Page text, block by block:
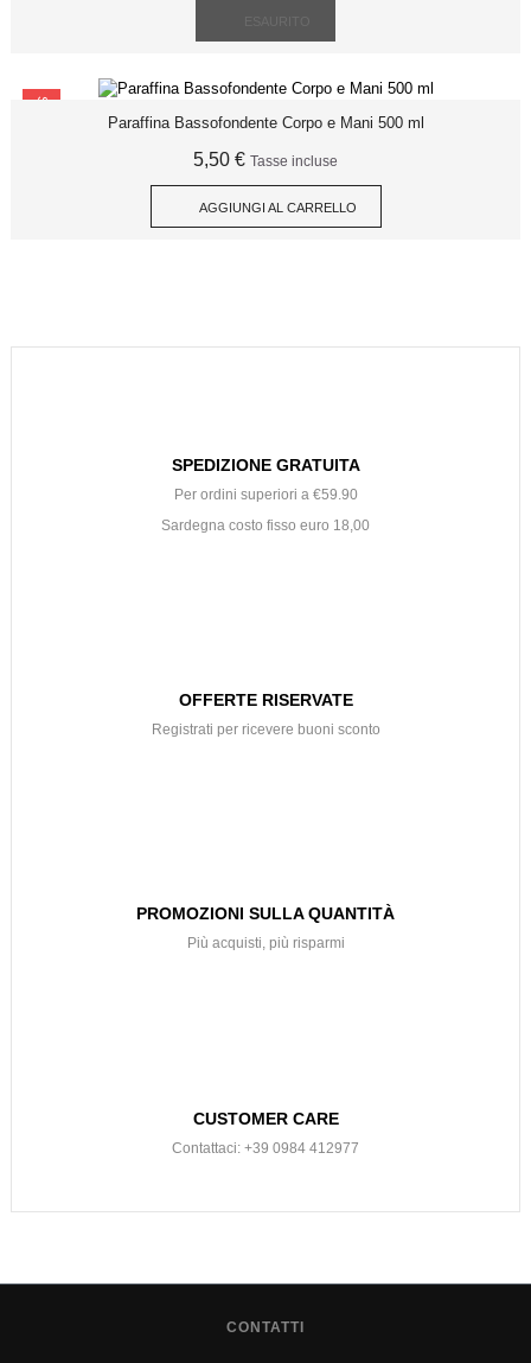
Paraffina Bassofondente Corpo e Mani 500 ml
5,50 € Tasse incluse
AGGIUNGI AL CARRELLO
SPEDIZIONE GRATUITA
Per ordini superiori a €59.90
Sardegna costo fisso euro 18,00
OFFERTE RISERVATE
Registrati per ricevere buoni sconto
PROMOZIONI SULLA QUANTITÀ
Più acquisti, più risparmi
CUSTOMER CARE
Contattaci: +39 0984 412977
CONTATTI